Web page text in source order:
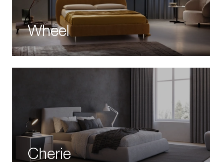
Wheel
Cherie